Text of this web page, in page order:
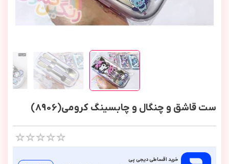
ست قاشق و چنگال و چابسینگ کرومی(8906)
خرید اقساطی دیجی پی